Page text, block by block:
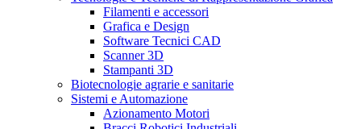
Filamenti e accessori
Grafica e Design
Software Tecnici CAD
Scanner 3D
Stampanti 3D
Biotecnologie agrarie e sanitarie
Sistemi e Automazione
Azionamento Motori